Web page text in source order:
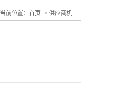
当前位置： 首页 -> 供应商机